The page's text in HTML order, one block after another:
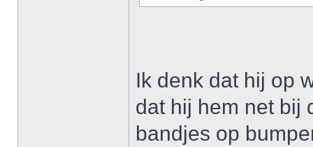
Ik denk dat hij op
dat hij hem net bij
bandjes op